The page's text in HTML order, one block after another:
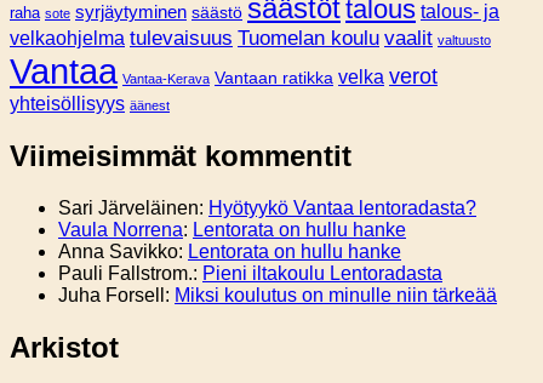
raha sote syrjäytyminen säästö säästöttalous talous- ja
velkaohjelma tulevaisuus Tuomelan koulu vaalit valtuusto
Vantaa Vantaa-Kerava Vantaan ratikka velka verot
yhteisöllisyys äänest
Viimeisimmät kommentit
Sari Järveläinen: Hyötyykö Vantaa lentoradasta?
Vaula Norrena: Lentorata on hullu hanke
Anna Savikko: Lentorata on hullu hanke
Pauli Fallstrom.: Pieni iltakoulu Lentoradasta
Juha Forsell : Miksi koulutus on minulle niin tärkeää
Arkistot